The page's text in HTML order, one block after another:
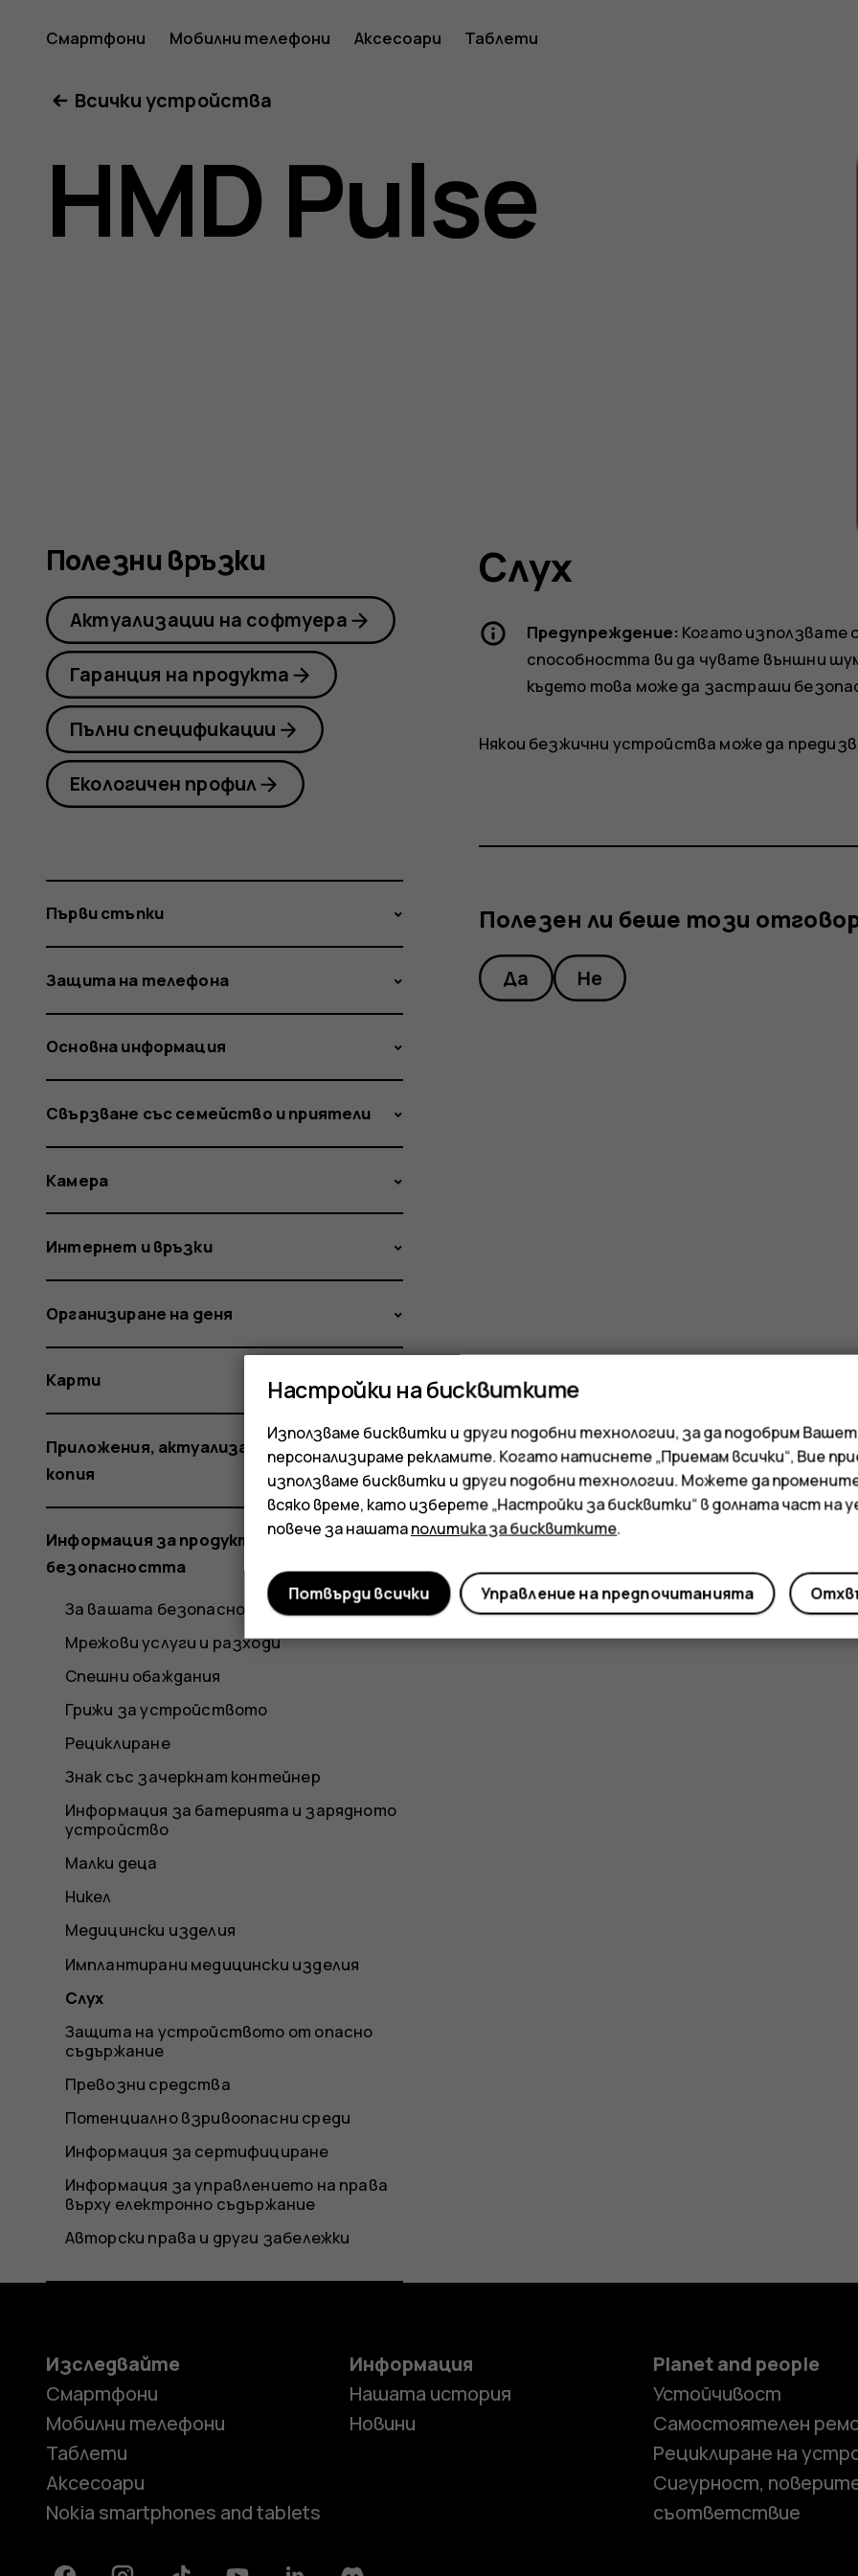
HMD
Pulse
Ръководство
Смартфони Мобилни телефони Аксесоари Таблети
Всички устройства
HMD Pulse
Слух
Предупреждение: Когато използвате
способността ви да чувате външни
където това може да застраши
Някои безжични устройства може да
Полезен ли беше този
Да Не
Полезни връзки
Актуализации на софтуера
Гаранция на продукта
Пълни спецификации
Екологичен профил
Първи стъпки
Защита на телефона
Основна информация
Свързване със семейство и приятели
Камера
Интернет и връзки
Организиране на деня
Карти
Приложения, актуализации и резервни
копия
Информация за продукта и
безопасността
За вашата безопасност
Мрежови услуги и разходи
Спешни обаждания
Грижи за устройството
Рециклиране
Знак със зачеркнат контейнер
Информация за батерията и зарядното
устройство
Малки деца
Никел
Медицински изделия
Имплантирани медицински изделия
Слух
Защита на устройството от опасно
съдържание
Превозни средства
Потенциално взривоопасни среди
Информация за сертифициране
Информация за управлението на права
върху електронно съдържание
Авторски права и други забележки
Изследвайте
Смартфони
Мобилни телефони
Таблети
Аксесоари
Nokia smartphones and tablets
Информация
Нашата история
Новини
Planet and people
Устойчивост
Самостоятелен
Рециклиране на
Сигурност,
съответствие
Настройки на бисквитките
Използваме бисквитки и други подобни технологии, за да подобрим
персонализираме рекламите. Когато натиснете „Приемам всички“, Вие
използваме бисквитки и други подобни технологии. Можете да
всяко време, като изберете „Настройки за бисквитки“ в долната част на
повече за нашатаполитика за бисквитките.
Управление на предпочитанията
Потвърди всички